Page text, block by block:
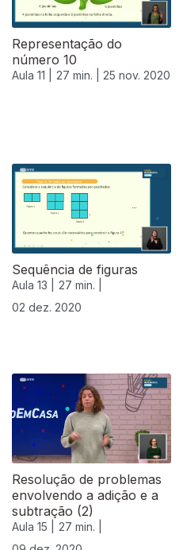
Representação do
número 10
Aula 11 | 27 min. | 25 nov. 2020
Sequência de figuras
Aula 13 |
27 min. |
02 dez. 2020
Resolução de problemas
envolvendo a adição e a
subtração (2)
Aula 15 |
27 min. |